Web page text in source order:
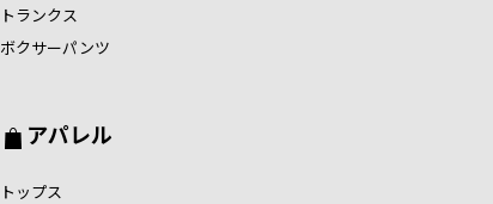
トランクス
ボクサーパンツ
アパレル
トップス